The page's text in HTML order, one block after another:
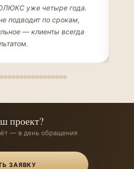
уже четыре года.
подводит по срокам,
— клиенты всегда
проект?
— в день обращения
ЗАЯВКУ